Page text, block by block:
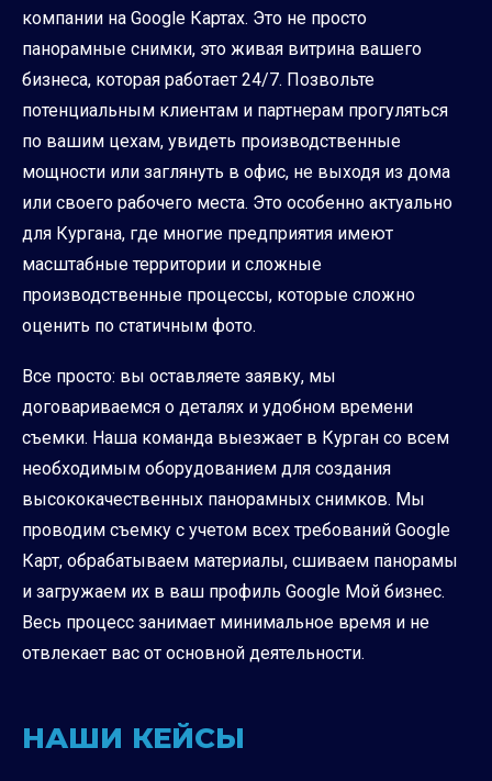
компании на Google Картах. Это не просто
панорамные снимки, это живая витрина вашего
бизнеса, которая работает 24/7. Позвольте
потенциальным клиентам и партнерам прогуляться
по вашим цехам, увидеть производственные
мощности или заглянуть в офис, не выходя из дома
или своего рабочего места. Это особенно актуально
для Кургана, где многие предприятия имеют
масштабные территории и сложные
производственные процессы, которые сложно
оценить по статичным фото.
Все просто: вы оставляете заявку, мы
договариваемся о деталях и удобном времени
съемки. Наша команда выезжает в Курган со всем
необходимым оборудованием для создания
высококачественных панорамных снимков. Мы
проводим съемку с учетом всех требований Google
Карт, обрабатываем материалы, сшиваем панорамы
и загружаем их в ваш профиль Google Мой бизнес.
Весь процесс занимает минимальное время и не
отвлекает вас от основной деятельности.
НАШИ КЕЙСЫ